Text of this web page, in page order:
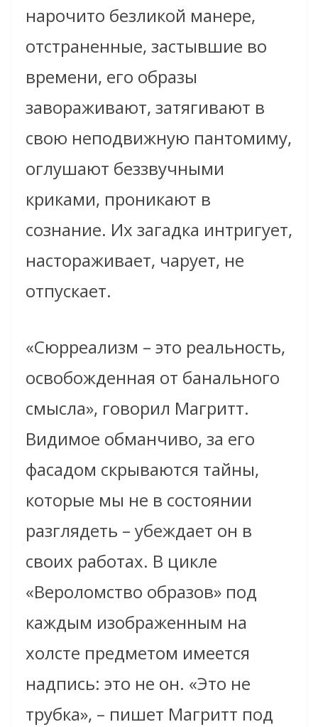
нарочито безликой манере,
отстраненные, застывшие во
времени, его образы
завораживают, затягивают в
свою неподвижную пантомиму,
оглушают беззвучными
криками, проникают в
сознание. Их загадка интригует,
настораживает, чарует, не
отпускает.
«Сюрреализм – это реальность,
освобожденная от банального
смысла», говорил Магритт.
Видимое обманчиво, за его
фасадом скрываются тайны,
которые мы не в состоянии
разглядеть – убеждает он в
своих работах. В цикле
«Вероломство образов» под
каждым изображенным на
холсте предметом имеется
надпись: это не он. «Это не
трубка», – пишет Магритт под